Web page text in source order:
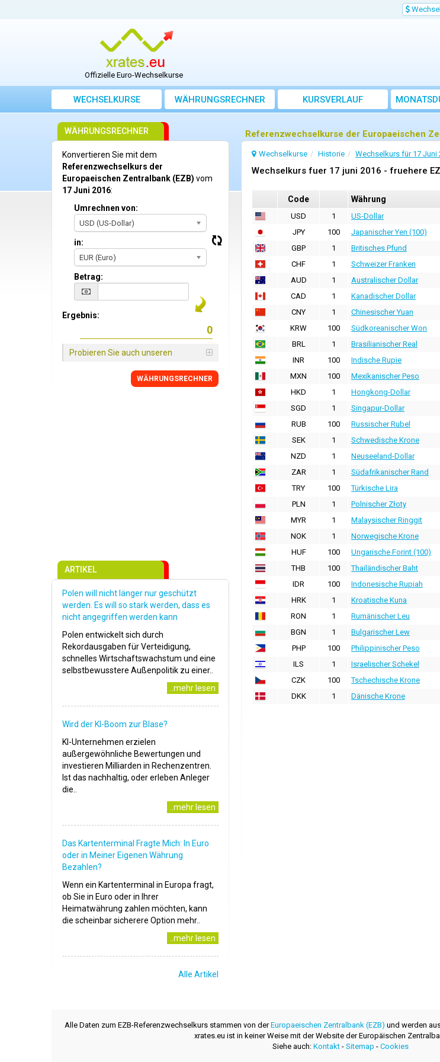
Offizielle Euro-Wechselkurse
WECHSELKURSE WÄHRUNGSRECHNER KURSVERLAUF
Referenzwechselkurse der Europaeischen
Wechselkurse Historie Wechselkurs für 17 Juni
Wechselkurs fuer 17 juni 2016 - fruehere
Code Währung
USD 1 US-Dollar
JPY
100 Japanischer Yen (100)
GBP
1 Britisches Pfund
CHF
1 Schweizer Franken
AUD
1 Australischer Dollar
CAD
1 Kanadischer Dollar
CNY
1 Chinesischer Yuan
KRW
100 Südkoreanischer Won
BRL
1 Brasilianischer Real
INR
100 Indische Rupie
MXN
100 Mexikanischer Peso
HKD
1 Hongkong-Dollar
SGD
1 Singapur-Dollar
RUB
100 Russischer Rubel
SEK
1 Schwedische Krone
NZD
1 Neuseeland-Dollar
ZAR
1 Südafrikanischer Rand
TRY
100 Türkische Lira
PLN
1 Polnischer Złoty
MYR
1 Malaysischer Ringgit
NOK
1 Norwegische Krone
HUF
100 Ungarische Forint (100)
THB
100 Thailändischer Baht
IDR
100 Indonesische Rupiah
HRK
1 Kroatische Kuna
RON
1 Rumänischer Leu
BGN
1 Bulgarischer Lew
PHP
100 Philippinischer Peso
ILS
1 Israelischer Schekel
CZK
100 Tschechische Krone
DKK
1 Dänische Krone
WÄHRUNGSRECHNER
Konvertieren Sie mit dem
Referenzwechselkurs der
Europaeischen Zentralbank (EZB) vom
17 Juni 2016:
Umrechnen von:
USD (US-Dollar)
in:
EUR (Euro)
Betrag:
Ergebnis:
Probieren Sie auch unseren
WÄHRUNGSRECHNER
ARTIKEL
Polen will nicht länger nur geschützt
werden. Es will so stark werden, dass es
nicht angegriffen werden kann
Polen entwickelt sich durch
Rekordausgaben für Verteidigung,
schnelles Wirtschaftswachstum und eine
selbstbewusstere Außenpolitik zu einer..
..mehr lesen
Wird der KI-Boom zur Blase?
KI-Unternehmen erzielen
außergewöhnliche Bewertungen und
investieren Milliarden in Rechenzentren.
Ist das nachhaltig, oder erleben Anleger
die..
..mehr lesen
Das Kartenterminal Fragte Mich: In Euro
oder in Meiner Eigenen Währung
Bezahlen?
Wenn ein Kartenterminal in Europa fragt,
ob Sie in Euro oder in Ihrer
Heimatwährung zahlen möchten, kann
die scheinbar sicherere Option mehr..
..mehr lesen
Alle Artikel
Alle Daten zum EZB-Referenzwechselkurs stammen von derEuropaeischen Zentralbank (EZB) und werden
xrates.eu ist in keiner Weise mit der Website der Europäischen
Siehe auch: Kontakt- Sitemap - Cookies